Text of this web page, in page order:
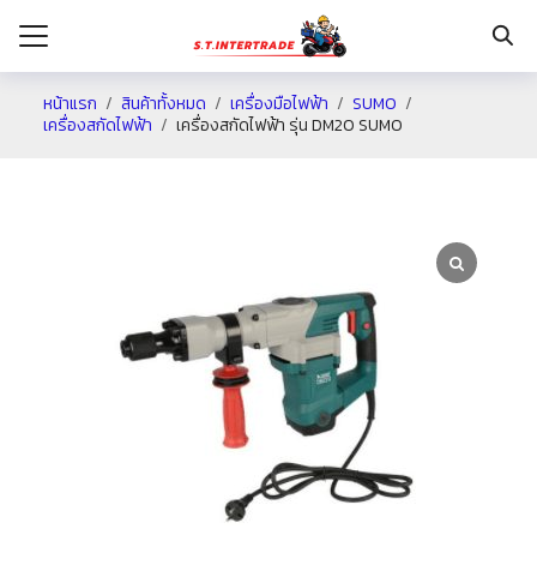
หน้าแรก สินค้าทั้งหมด เครื่องมือไฟฟ้า
SUMO
เครื่องสกัดไฟฟ้า
เครื่องสกัดไฟฟ้า รุ่น DM20 SUMO